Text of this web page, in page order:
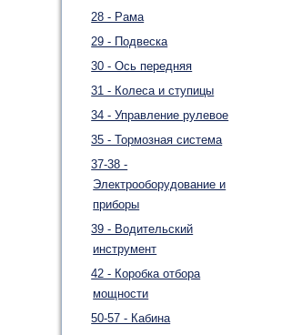
28 - Рама
29 - Подвеска
30 - Ось передняя
31 - Колеса и ступицы
34 - Управление рулевое
35 - Тормозная система
37-38 -
Электрооборудование и
приборы
39 - Водительский
инструмент
42 - Коробка отбора
мощности
50-57 - Кабина